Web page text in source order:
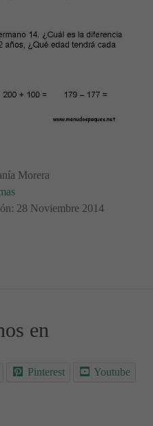
Morera
28 Noviembre 2014
- Multiplicaciones
Problemas 19 - Sumas y Restas
en
Pinterest Youtube